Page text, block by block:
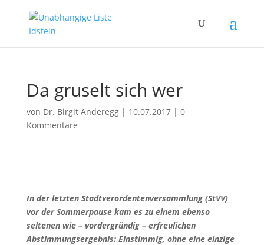
Da gruselt sich wer
von Dr. Birgit Anderegg| 10.07.2017| 0
Kommentare
In der letzten Stadtverordentenversammlung (StVV)
vor der Sommerpause kam es zu einem ebenso
seltenen wie – vordergründig – erfreulichen
Abstimmungsergebnis: Einstimmig, ohne eine einzige